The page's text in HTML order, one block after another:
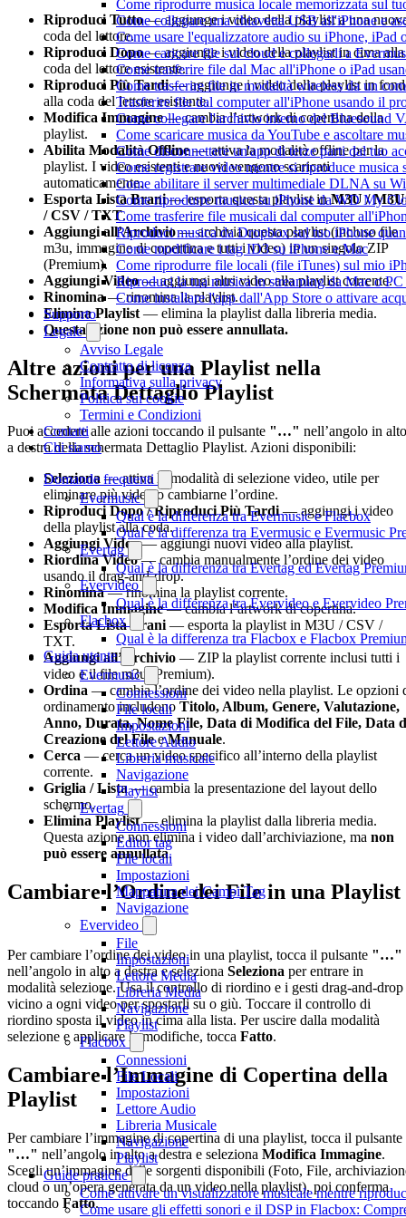
Come riprodurre musica locale memorizzata sul
Come collegare una chiavetta USB all'iPhone e
Come usare l'equalizzatore audio su iPhone,
Come caricare file sul cloud e collegarli a
Come trasferire file dal Mac all'iPhone o iPad
Come trasferire file in modalità wireless da un
Trasferire file dal computer all'iPhone usando il
Come collegare l'archivio interno del Bluesound
Come scaricare musica da YouTube e ascoltare
Come disconnettere un'app di terze parti dal tuo
Come registrare video mentre si riproduce musica
Come abilitare il server multimediale DLNA su
Come riprodurre musica su iPhone da WD My
Come trasferire file musicali dal computer
Riproduci musica da Dropbox sul tuo iPhone
Come modificare i tag ID3 su iPhone e Mac
Come riprodurre file locali (file iTunes) sul mio
Riproduci la tua musica in streaming da Mac o
Come installare l'app dall'App Store o attivare
Supporto
Legale
Avviso Legale
Contratto di licenza
Informativa sulla privacy
Politica sui cookie
Termini e Condizioni
Contatti
Chi siamo
Domande frequenti
Evermusic
Qual è la differenza tra Evermusic e Flacbox
Qual è la differenza tra Evermusic e Evermusic
Evertag
Qual è la differenza tra Evertag ed Evertag
Evervideo
Qual è la differenza tra Evervideo e Evervideo
Flacbox
Qual è la differenza tra Flacbox e Flacbox
Guida utente
Evermusic
Connessioni
File locali
Impostazioni
Lettore Audio
Libreria musicale
Navigazione
Playlist
Evertag
Connessioni
Editor tag
File locali
Impostazioni
Mappatura dei Campi Tag
Navigazione
Evervideo
File
Impostazioni
Lettore Media
Libreria Media
Navigazione
Playlist
Flacbox
Connessioni
File Locali
Impostazioni
Lettore Audio
Libreria Musicale
Navigazione
Playlist
Guide pratiche
Come attivare un visualizzatore musicale mentre
Come usare gli effetti sonori e il DSP in Flacbox:
Riproduci Tutto— aggiunge i video della playlist a una
coda del lettore.
Riproduci Dopo— aggiunge i video della playlist in cima alla
coda del lettore esistente.
Riproduci Più Tardi— aggiunge i video della playlist in
alla coda del lettore esistente.
Modifica Immagine— cambia l’artwork di copertina della
playlist.
Abilita Modalità Offline— attiva la modalità offline per la
playlist. I video esistenti e nuovi vengono scaricati
automaticamente.
Esporta Lista Brani— esporta questa playlist inM3U /
/ CSV / TXT.
Aggiungi all’Archivio— archivia questa playlist (incluso file
m3u, immagine di copertina e tutti i video) in un singolo ZIP
(Premium).
Aggiungi Video— aggiungi altri video alla playlist corrente.
Rinomina— rinomina la playlist.
Elimina Playlist — elimina la playlist dalla libreria media.
Questa azione non può essere annullata.
Altre azioni per una Playlist nella
Schermata Dettaglio Playlist
Puoi accedere alle azioni toccando il pulsante "…" nell’angolo in alto
a destra della schermata Dettaglio Playlist. Azioni disponibili:
Seleziona — attiva la modalità di selezione video, utile per
eliminare più video o cambiarne l’ordine.
Riproduci Dopo / Riproduci Più Tardi— aggiungi i video
della playlist alla coda.
Aggiungi Video— aggiungi nuovi video alla playlist.
Riordina Video— cambia manualmente l’ordine dei video
usando il drag-and-drop.
Rinomina— rinomina la playlist corrente.
Modifica Immagine— cambia l’artwork di copertina.
Esporta Lista Brani — esporta la playlist in M3U / CSV /
TXT.
Aggiungi all’Archivio — ZIP la playlist corrente inclusi tutti i
video e il file m3u (Premium).
Ordina — cambia l’ordine dei video nella playlist. Le opzioni
ordinamento includono Titolo, Album, Genere, Valutazione,
Anno, Durata, Nome File, Data di Modifica del File, Data
Creazione del FileeManuale.
Cerca — cerca un video specifico all’interno della playlist
corrente.
Griglia / Lista— cambia la presentazione del layout dello
schermo.
Elimina Playlist— elimina la playlist dalla libreria media.
Questa azione non elimina i video dall’archiviazione, ma non
può essere annullata.
Cambiare l’Ordine dei File in una Playlist
Per cambiare l’ordine dei video in una playlist, tocca il pulsante "…"
nell’angolo in alto a destra e seleziona Seleziona per entrare in
modalità selezione. Usa il controllo di riordino e i gesti drag-and-drop
vicino a ogni video per spostarli su o giù. Toccare il controllo di
riordino sposta il video in cima alla lista. Per uscire dalla modalità
selezione e applicare le modifiche, tocca Fatto.
Cambiare l’Immagine di Copertina della
Playlist
Per cambiare l’immagine di copertina di una playlist, tocca il pulsante
"…" nell’angolo in alto a destra e seleziona Modifica Immagine.
Scegli un’immagine dalle sorgenti disponibili (Foto, File,
cloud o un’opera generata da un video nella playlist), poi conferma
toccando Fatto.